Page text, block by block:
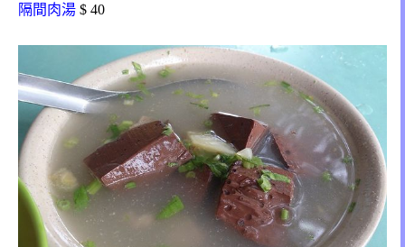
隔間肉湯 $ 40